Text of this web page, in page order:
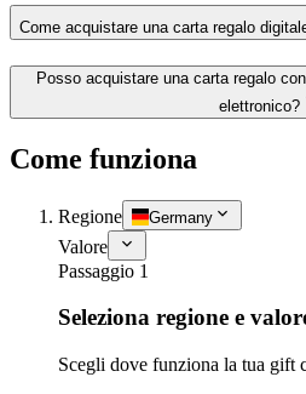
Come acquistare una carta regalo
Posso acquistare una carta regalo
elettronico?
Come funziona
Regione Germany
Valore
Passaggio 1
Seleziona regione e
Scegli dove funziona la tua gift